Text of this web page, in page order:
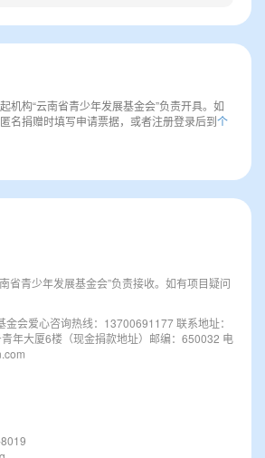
机构“云南省青少年发展基金会”负责开具。如
名捐赠时填写申请票据，或者注册登录后到个
省青少年发展基金会”负责接收。如有项目疑问
会爱心咨询热线：13700691177 联系地址：
年大厦6楼（现金捐款地址）邮编：650032 电